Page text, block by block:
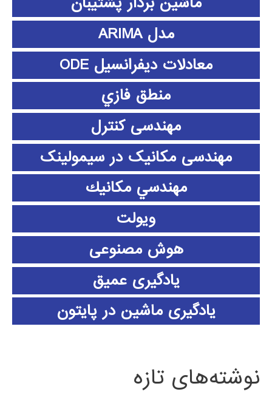
مدل ARIMA
معادلات دیفرانسیل ODE
منطق فازي
مهندسی کنترل
مهندسی مکانیک در سیمولینک
مهندسي مكانيك
ویولت
هوش مصنوعی
یادگیری عمیق
یادگیری ماشین در پایتون
نوشته‌های تازه